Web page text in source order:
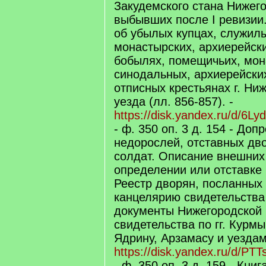
Закудемского стана
выбывших после I
об убылых купцах,
монастырских,
бобылях, помещичьих,
синодальных,
отписных крестьянах г.
уезда (лл. 856-857). -
https://disk.yandex.ru/d/
- ф. 350 оп. 3 д. 154 -
недорослей, отставных
солдат. Описание
определении или
Реестр дворян,
канцелярию
документы Нижегородской
свидетельства по гг.
Ядрину, Арзамасу и
https://disk.yandex.ru/d/